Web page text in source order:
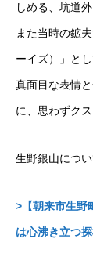
しめる、坑道
また当時の鉱
ーイズ）」と
真面目な表情
に、思わずク
生野銀山につ
>【朝来市生野
は心沸き立つ